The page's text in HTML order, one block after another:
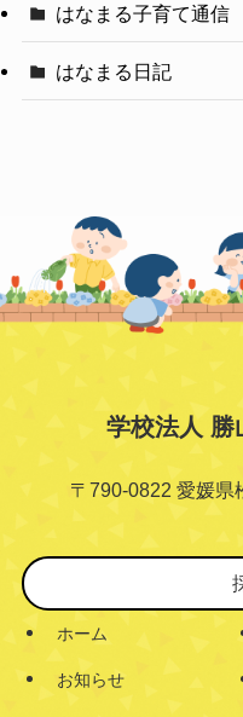
はなまる子育て通信
はなまる日記
学校法人 勝
〒790-0822 愛媛県
ホーム
お知らせ